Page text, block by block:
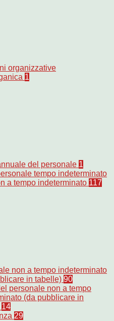
organizzative
1
del personale 1
tempo indeterminato
a tempo indeterminato 117
non a tempo indeterminato
in tabelle) 90
personale non a tempo
(da pubblicare in
14
29